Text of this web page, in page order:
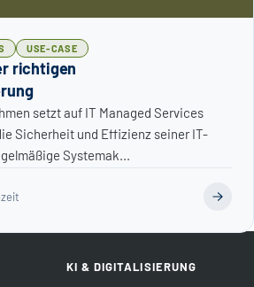
USE-CASE
richtigen
Sicherheit und Effizienz seiner IT-
Systemak...
KI & DIGITALISIERUNG